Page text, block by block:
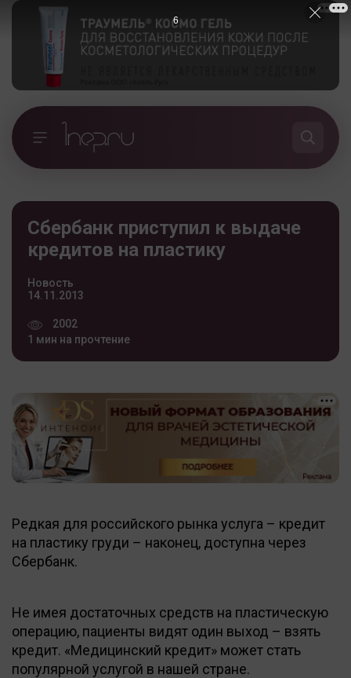
Сбербанк приступил к выдаче
кредитов на пластику
Новость
14.11.2013
2002
1 мин на прочтение
Редкая для российского рынка услуга – кредит
на пластику груди – наконец, доступна через
Сбербанк.
Не имея достаточных средств на пластическую
операцию, пациенты видят один выход – взять
кредит. «Медицинский кредит» может стать
популярной услугой в нашей стране.
5